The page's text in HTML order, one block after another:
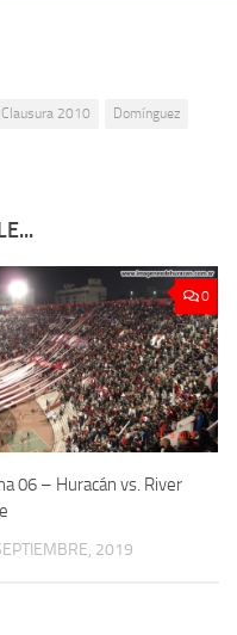
Clausura 2010
Domínguez
0
06 – Huracán vs. River
2019